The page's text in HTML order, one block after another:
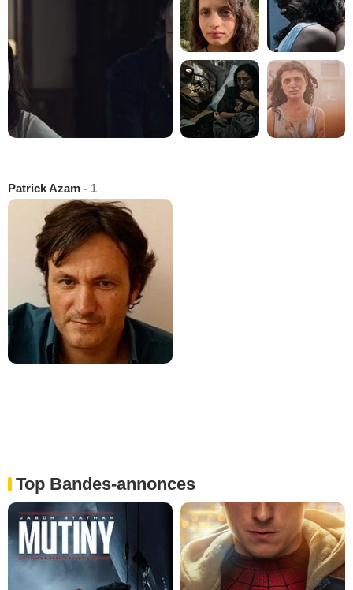
Patrick Azam - 1
Top Bandes-annonces